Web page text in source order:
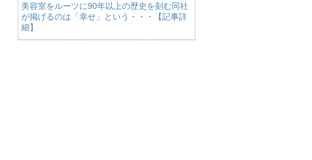
美容室をルーツに90年以上の歴史を刻む同社
が掲げるのは「幸せ」という・・・【記事詳
細】